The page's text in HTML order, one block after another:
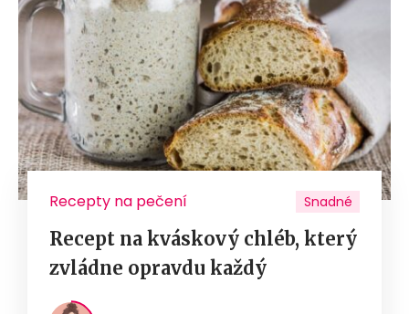
Recepty na pečení Snadné
Recept na kváskový chléb, který
zvládne opravdu každý